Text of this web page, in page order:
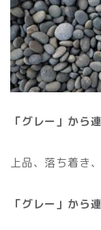
「グレー」から
上品、落ち着き
「グレー」から